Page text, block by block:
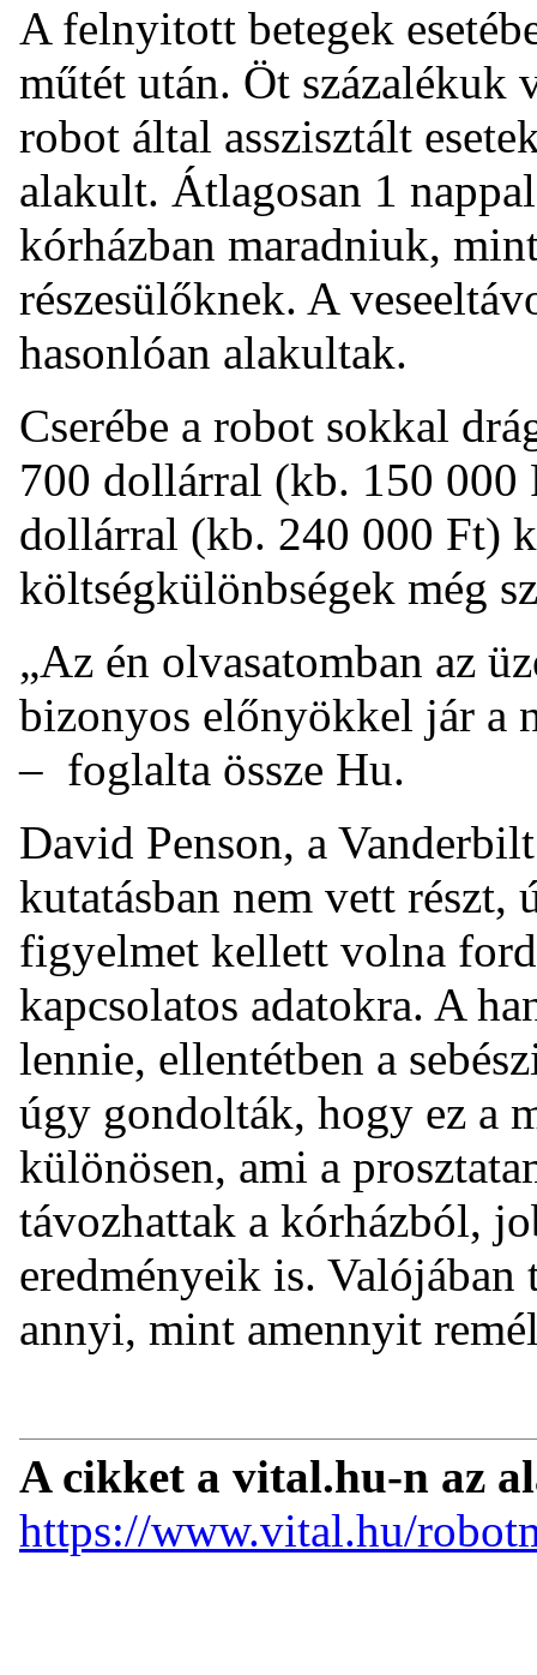
A felnyitott betegek
műtét után. Öt százalékuk
robot által asszisztált
alakult. Átlagosan 1
kórházban maradniuk,
részesülőknek. A
hasonlóan alakultak.
Cserébe a robot sokkal
700 dollárral (kb. 150
dollárral (kb. 240 000 Ft)
költségkülönbségek még
„Az én olvasatomban az
bizonyos előnyökkel jár a
– foglalta össze Hu.
David Penson, a
kutatásban nem vett
figyelmet kellett volna
kapcsolatos adatokra. A
lennie, ellentétben a
úgy gondolták, hogy ez a
különösen, ami a
távozhattak a kórházból,
eredményeik is.
annyi, mint amennyit
A cikket a vital.hu-n az
https://www.vital.hu/